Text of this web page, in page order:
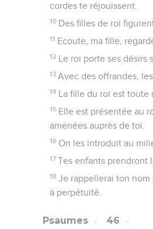
cordes te réjouissent.
10 Des filles de roi
11 Ecoute, ma fille,
12 Le roi porte ses désirs
13 Avec des offrandes,
14 La fille du roi est toute
15 Elle est présentée au
amenées auprès de toi.
16 On les introduit au
17 Tes enfants prendront
18 Je rappellerai ton
à perpétuité.
Psaumes 46